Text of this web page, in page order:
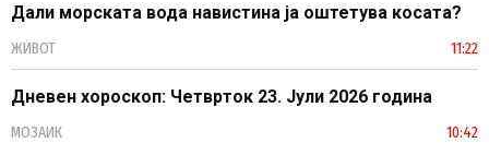
Дали морската вода навистина ја оштетува косата?
ЖИВОТ 11:22
Дневен хороскоп: Четврток 23. Јули 2026 година
МОЗАИК 10:42